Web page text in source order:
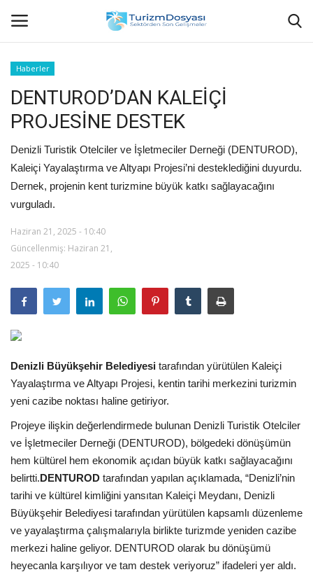
Anasayfa
Bize Ulaşın
Künye
Halil ÖNCÜ kimdir?
KVKK Aydınlatma Metni
Görüntülü
Araştırma - İnceleme
Lezzet Durakları
Gezi - Yorum
Sizlerden Gelenler
Yorumlar
Video Tanıtım
Haberler
DENTUROD’DAN KALEİÇİ
PROJESİNE DESTEK
Denizli Turistik Otelciler ve İşletmeciler Derneği (DENTUROD),
Kaleiçi Yayalaştırma ve Altyapı Projesi’ni desteklediğini duyurdu.
Dernek, projenin kent turizmine büyük katkı sağlayacağını
vurguladı.
Haziran 21, 2025 - 10:40
Güncellenmiş: Haziran 21,
2025 - 10:40
Denizli Büyükşehir Belediyesi tarafından yürütülen Kaleiçi
Yayalaştırma ve Altyapı Projesi, kentin tarihi merkezini turizmin
yeni cazibe noktası haline getiriyor.
Projeye ilişkin değerlendirmede bulunan Denizli Turistik Otelciler
ve İşletmeciler Derneği (DENTUROD), bölgedeki dönüşümün
hem kültürel hem ekonomik açıdan büyük katkı sağlayacağını
belirtti.DENTUROD tarafından yapılan açıklamada, “Denizli’nin
tarihi ve kültürel kimliğini yansıtan Kaleiçi Meydanı, Denizli
Büyükşehir Belediyesi tarafından yürütülen kapsamlı düzenleme
ve yayalaştırma çalışmalarıyla birlikte turizmde yeniden cazibe
merkezi haline geliyor. DENTUROD olarak bu dönüşümü
heyecanla karşılıyor ve tam destek veriyoruz” ifadeleri yer aldı.